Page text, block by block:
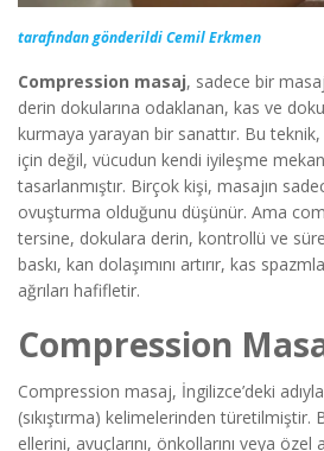
tarafından gönderildi Cemil Erkmen
Compression masaj, sadece bir
derin dokularına odaklanan, kas ve
kurmaya yarayan bir sanattır. Bu
için değil, vücudun kendi iyileşme
tasarlanmıştır. Birçok kişi, masajın
ovuşturma olduğunu düşünür. Ama
tersine, dokulara derin, kontrollü ve
baskı, kan dolaşımını artırır, kas
ağrıları hafifletir.
Compression
Compression masaj, İngilizce’deki
(sıkıştırma) kelimelerinden türetilmiştir.
ellerini, avuçlarını, önkollarını veya